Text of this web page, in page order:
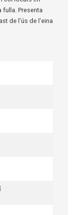
Presenta
de l’ús de l’eina